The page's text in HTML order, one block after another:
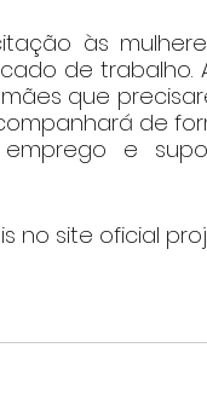
às
de trabalho.
que
de
e
no site oficial